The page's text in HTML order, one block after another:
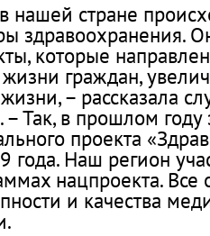
нашей стране
здравоохранения.
которые
жизни граждан,
– рассказала
– Так, в прошлом
проекта
года. Наш регион
нацпроекта. Все
и качества